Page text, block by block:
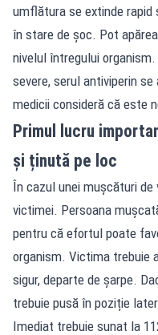
umflătura se extinde rapid
în stare de șoc. Pot
nivelul întregului
severe, serul antiviperin
medicii consideră că este
Primul lucru
și ținută pe loc
În cazul unei mușcături
victimei. Persoana
pentru că efortul poate
organism. Victima trebuie
sigur, departe de șarpe.
trebuie pusă în poziție
Imediat trebuie sunat la